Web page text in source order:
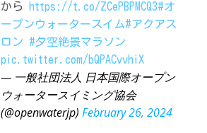
から
https://t.co/ZCePBPMCQ3#オ
ープンウォータースイム#アクアス
ロン
#夕空絶景マラソン
pic.twitter.com/bQPACvvhiX
— 一般社団法人 日本国際オープン
ウォータースイミング協会
(@openwaterjp) February 26, 2024